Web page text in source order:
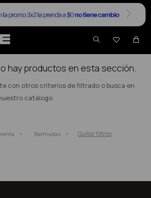

PRODUCTOS
hay productos en esta sección.
con otros criterios de filtrado o busca en
catálogo.
Bermudas Quitar filtros